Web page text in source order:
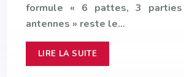
formule « 6 pattes, 3
antennes » reste le…
LIRE LA SUITE